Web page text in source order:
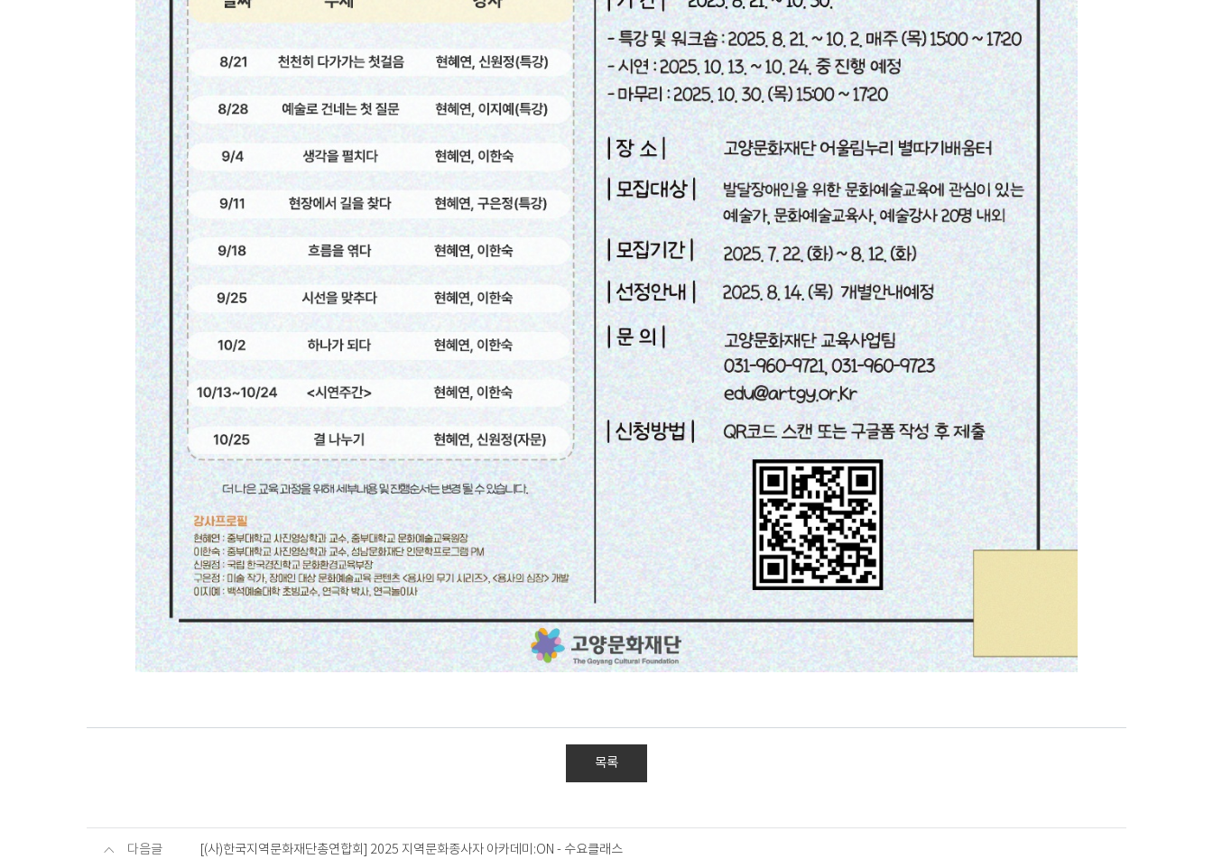
목록
다음글 [(사)한국지역문화재단총연합회] 2025 지역문화종사자 아카데미:ON - 수요클래스